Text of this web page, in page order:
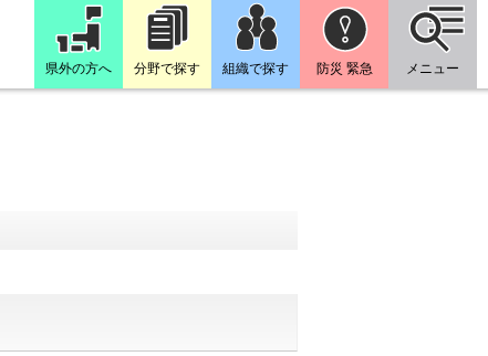
県外の方へ 分野で探す 組織で探す 防災 緊急 メニュー